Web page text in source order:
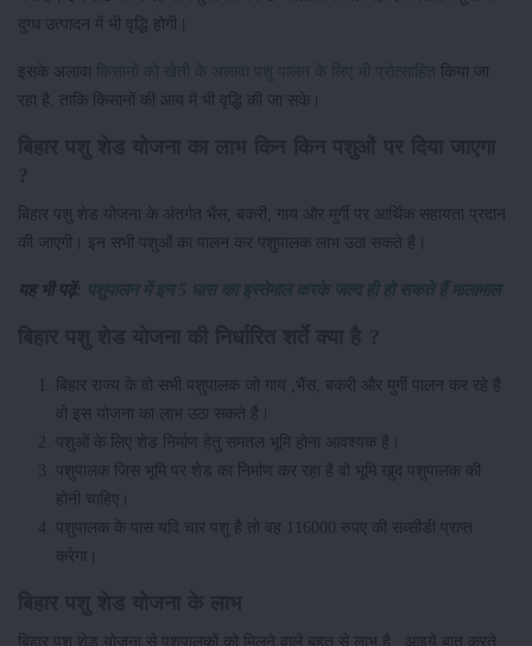
दुग्ध उत्पादन में भी वृद्धि होगी।
इसके अलावा किसानों को खेती के अलावा पशु पालन के लिए भी प्रोत्साहित
किया जा
रहा है, ताकि किसानों की आय में भी वृद्धि की जा सके।
बिहार पशु शेड योजना के अंतर्गत भैंस, बकरी, गाय और मुर्गी पर आर्थिक सहायता प्रदान
की जाएगी। इन सभी पशुओं का पालन कर पशुपालक लाभ उठा सकते है।
यह भी पढ़ें: पशुपालन में इन 5 घास का इस्तेमाल करके जल्द ही हो सकते हैं मालामाल
बिहार राज्य के वो सभी पशुपालक जो गाय ,भैंस, बकरी और मुर्गी पालन कर रहे है
वो इस योजना का लाभ उठा सकते है।
पशुओं के लिए शेड निर्माण हेतु समतल भूमि होना आवश्यक है।
पशुपालक जिस भूमि पर शेड का निर्माण कर रहा है वो भूमि खुद पशुपालक की
होनी चाहिए।
पशुपालक के पास यदि चार पशु है तो वह 116000 रुपए की सब्सीडी प्राप्त
करेगा।
बिहार पशु शेड योजना से पशुपालकों को मिलने वाले बहुत से लाभ है , आइये बात करते